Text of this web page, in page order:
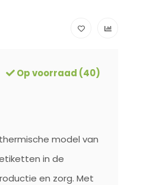
Op voorraad (40)
model van
in de
en zorg. Met